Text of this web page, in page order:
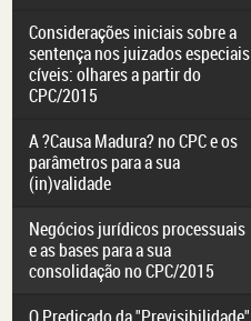
Considerações iniciais sobre a
sentença nos juizados especiais
cíveis: olhares a partir do
CPC/2015
A ?Causa Madura? no CPC e os
parâmetros para a sua
(in)validade
Negócios jurídicos processuais
e as bases para a sua
consolidação no CPC/2015